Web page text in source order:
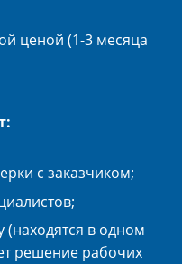
ценой (1-3 месяца
с заказчиком;
в одном
решение рабочих